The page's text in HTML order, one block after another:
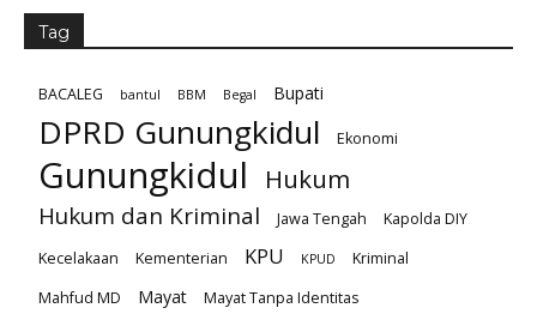
Tag
BACALEG bantul BBM Begal Bupati
DPRD Gunungkidul Ekonomi
Gunungkidul Hukum
Hukum dan Kriminal Jawa Tengah
Kapolda DIY
Kecelakaan
Kementerian KPU KPUD
Kriminal
Mahfud MD
Mayat
Mayat Tanpa Identitas